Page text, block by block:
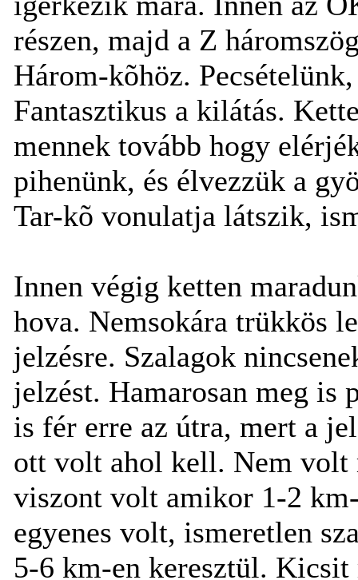
részen, majd a Z
Három-kõhöz.
Fantasztikus a kilátás.
mennek tovább hogy
pihenünk, és élvezzük a
Tar-kõ vonulatja látszik,
Innen végig ketten
hova. Nemsokára trükkös
jelzésre. Szalagok
jelzést. Hamarosan meg is
is fér erre az útra, mert a
ott volt ahol kell. Nem volt
viszont volt amikor 1-2
egyenes volt, ismeretlen
5-6 km-en keresztül. Kicsit